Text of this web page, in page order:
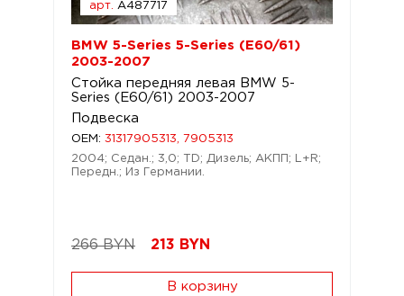
арт. A487717
BMW 5-Series 5-Series (E60/61)
2003-2007
Стойка передняя левая BMW 5-
Series (E60/61) 2003-2007
Подвеска
OEM: 31317905313, 7905313
2004; Седан.; 3,0; TD; Дизель; АКПП; L+R;
Передн.; Из Германии.
266 BYN 213 BYN
В корзину